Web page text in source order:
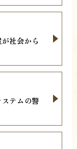
社会から
テムの警